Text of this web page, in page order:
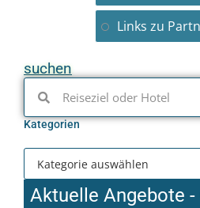
Links zu
suchen
Kategorien
Aktuelle Angebote